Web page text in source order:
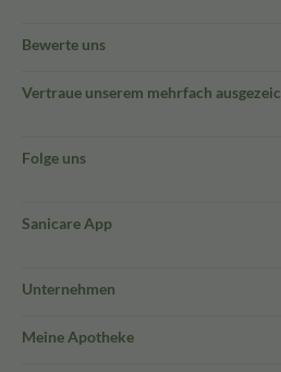
Bewerte uns
Vertraue unserem mehrfach
Folge uns
Sanicare App
Unternehmen
Meine Apotheke